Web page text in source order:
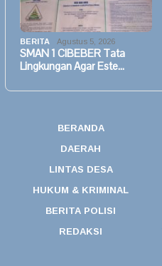
BERITA Agustus 5, 2026
SMAN 1 CIBEBER Tata
Lingkungan Agar Este…
BERANDA
DAERAH
LINTAS DESA
HUKUM & KRIMINAL
BERITA POLISI
REDAKSI